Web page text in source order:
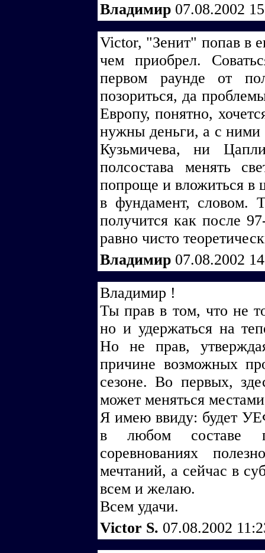
Владимир 07.08.2002
Victor, "Зенит" попав в
чем приобрел.
первом раунде от
позориться, да
Европу, понятно,
нужны деньги, а с ними
Кузьмичева, ни
полсостава менять
попроще и вложиться в
в фундамент,
получится как после
равно чисто
Владимир 07.08.2002
Владимир !
Ты прав в том, что не
но и удержаться на
Но не прав,
причине возможных
сезоне. Во первых,
может меняться
Я имею ввиду: будет
в любом составе
соревнованиях
мечтаний, а сейчас в
всем и желаю.
Всем удачи.
Victor S. 07.08.2002